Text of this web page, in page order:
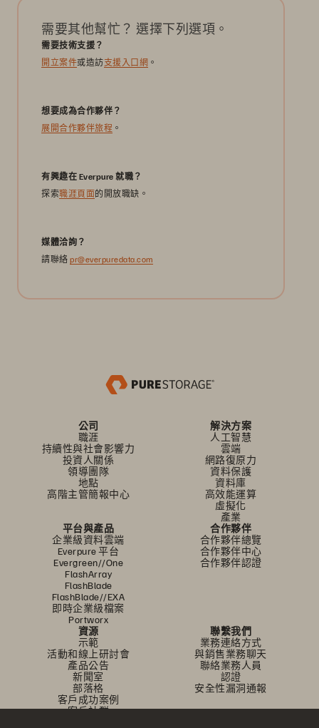
需要其他幫忙？ 選擇下列選項。
需要技術支援？
開立案件或造訪支援入口網 。
想要成為合作夥伴？
展開合作夥伴旅程 。
有興趣在 Everpure 就職？
探索職涯頁面的開放職缺。
媒體洽詢？
請聯絡 pr@everpuredata.com
公司
職涯
持續性與社會影響力
投資人關係
領導團隊
地點
高階主管簡報中心
解決方案
人工智慧
雲端
網路復原力
資料保護
資料庫
高效能運算
虛擬化
產業
平台與產品
企業級資料雲端
Everpure 平台
Evergreen//One
FlashArray
FlashBlade
FlashBlade//EXA
即時企業級檔案
Portworx
合作夥伴
合作夥伴總覽
合作夥伴中心
合作夥伴認證
資源
示範
活動和線上研討會
產品公告
新聞室
部落格
客戶成功案例
客戶社群
聯繫我們
業務連絡方式
與銷售業務聊天
聯絡業務人員
認證
安全性漏洞通報